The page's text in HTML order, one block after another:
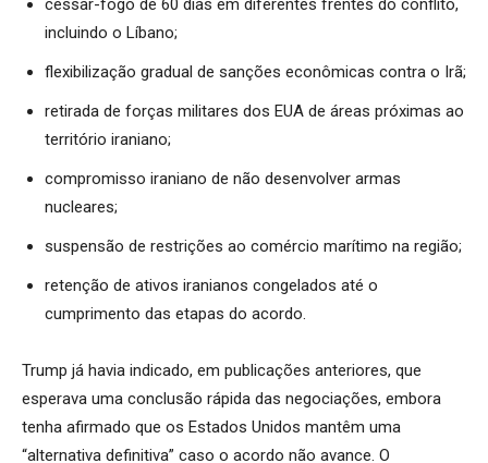
cessar-fogo de 60 dias em diferentes frentes do conflito,
incluindo o Líbano;
flexibilização gradual de sanções econômicas contra o Irã;
retirada de forças militares dos EUA de áreas próximas ao
território iraniano;
compromisso iraniano de não desenvolver armas
nucleares;
suspensão de restrições ao comércio marítimo na região;
retenção de ativos iranianos congelados até o
cumprimento das etapas do acordo.
Trump já havia indicado, em publicações anteriores, que
esperava uma conclusão rápida das negociações, embora
tenha afirmado que os Estados Unidos mantêm uma
“alternativa definitiva” caso o acordo não avance. O